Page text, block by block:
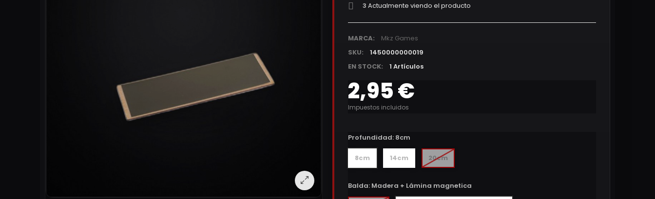
3 Actualmente viendo el producto
MARCA:
Mkz Games
SKU:
1450000000019
EN STOCK:
1 Artículos
2,95 €
Impuestos incluidos
Profundidad: 8cm
8cm 14cm 20cm
Balda: Madera + Lámina magnetica